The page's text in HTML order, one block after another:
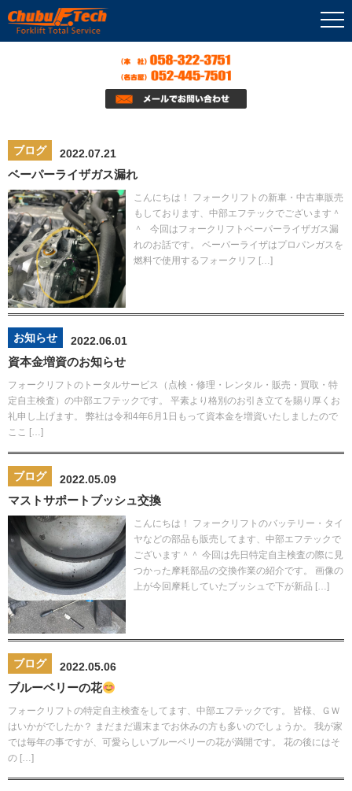
ブログ 2022.07.21
ベーパーライザガス漏れ
こんにちは！ フォークリフトの新車・中古車販売
もしております、中部エフテックでございます＾
＾ 今回はフォークリフトベーパーライザガス漏
れのお話です。 ベーパーライザはプロパンガスを
燃料で使用するフォークリフ […]
お知らせ 2022.06.01
資本金増資のお知らせ
フォークリフトのトータルサービス（点検・修理・レンタル・販売・買取・特
定自主検査）の中部エフテックです。 平素より格別のお引き立てを賜り厚くお
礼申し上げます。 弊社は令和4年6月1日もって資本金を増資いたしましたので
ここ […]
ブログ 2022.05.09
マストサポートブッシュ交換
こんにちは！ フォークリフトのバッテリー・タイ
ヤなどの部品も販売してます、中部エフテックで
ございます＾＾ 今回は先日特定自主検査の際に見
つかった摩耗部品の交換作業の紹介です。 画像の
上が今回摩耗していたブッシュで下が新品 […]
ブログ 2022.05.06
ブルーベリーの花
フォークリフトの特定自主検査をしてます、中部エフテックです。 皆様、ＧＷ
はいかがでしたか？ まだまだ週末までお休みの方も多いのでしょうか。 我が家
では毎年の事ですが、可愛らしいブルーベリーの花が満開です。 花の後にはそ
の […]